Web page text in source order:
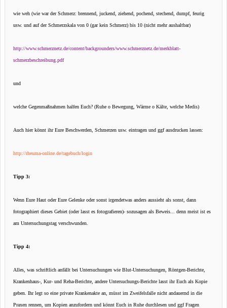
wie weh (wie war der Schmerz: brennend, juckend, ziehend, pochend, stechend, dumpf, feurig
usw. und auf der Schmerzskala von 0 (gar kein Schmerz) bis 10 (nicht mehr aushaltbar)
http://www.schmerznetz.de/content/backgrounders/www.schmerznetz.de/merkblatt-
schmerzbeschreibung.pdf
und
welche Gegenmaßnahmen halfen Euch? (Ruhe o Bewegung, Wärme o Kälte, welche Medis)
Auch hier könnt ihr Eure Beschwerden, Schmerzen usw. eintragen und ggf ausdrucken lassen:
http://rheuma-online.de/tagebuch/login
Tipp 3:
Wenn Eure Haut oder Eure Gelenke oder sonst irgendetwas anders aussieht als sonst, dann
fotographiert dieses Gebiet (oder lasst es fotografieren)- sozusagen als Beweis... denn meist ist es
am Untersuchungstag verschwunden.
Tipp 4:
Alles, was schriftlich anfällt bei Untersuchungen wie Blut-Untersuchungen, Röntgen-Berichte,
Krankenhaus-, Kur- und Reha-Berichte, andere Untersuchungs-Berichte lasst ihr Euch als Kopie
geben. Ihr legt so eine private Krankenakte an, müsst im Zweifelsfalle nicht andauernd in die
Praxen rennen, um Kopien anzufordern und könnt Euch in Ruhe durchlesen und ggf Fragen